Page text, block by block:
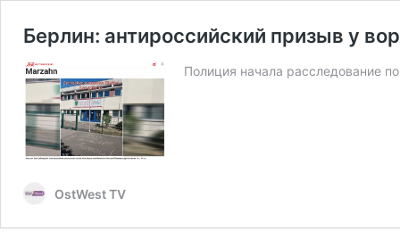
Берлин: антироссийский призыв у
Полиция начала расследование
OstWest TV